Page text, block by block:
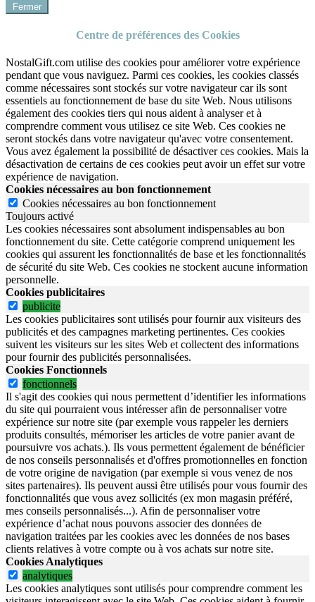
Fermer
Centre de préférences des Cookies
NostalGift.com utilise des cookies pour améliorer votre expérience
pendant que vous naviguez. Parmi ces cookies, les cookies classés
comme nécessaires sont stockés sur votre navigateur car ils sont
essentiels au fonctionnement de base du site Web. Nous utilisons
également des cookies tiers qui nous aident à analyser et à
comprendre comment vous utilisez ce site Web. Ces cookies ne
seront stockés dans votre navigateur qu'avec votre consentement.
Vous avez également la possibilité de désactiver ces cookies. Mais la
désactivation de certains de ces cookies peut avoir un effet sur votre
expérience de navigation.
Cookies nécessaires au bon fonctionnement
Cookies nécessaires au bon fonctionnement
Toujours activé
Les cookies nécessaires sont absolument indispensables au bon
fonctionnement du site. Cette catégorie comprend uniquement les
cookies qui assurent les fonctionnalités de base et les fonctionnalités
de sécurité du site Web. Ces cookies ne stockent aucune information
personnelle.
Cookies publicitaires
publicite
Les cookies publicitaires sont utilisés pour fournir aux visiteurs des
publicités et des campagnes marketing pertinentes. Ces cookies
suivent les visiteurs sur les sites Web et collectent des informations
pour fournir des publicités personnalisées.
Cookies Fonctionnels
fonctionnels
Il s'agit des cookies qui nous permettent d’identifier les informations
du site qui pourraient vous intéresser afin de personnaliser votre
expérience sur notre site (par exemple vous rappeler les derniers
produits consultés, mémoriser les articles de votre panier avant de
poursuivre vos achats.). Ils vous permettent également de bénéficier
de nos conseils personnalisés et d'offres promotionnelles en fonction
de votre origine de navigation (par exemple si vous venez de nos
sites partenaires). Ils peuvent aussi être utilisés pour vous fournir des
fonctionnalités que vous avez sollicités (ex mon magasin préféré,
mes conseils personnalisés...). Afin de personnaliser votre
expérience d’achat nous pouvons associer des données de
navigation traitées par les cookies avec les données de nos bases
clients relatives à votre compte ou à vos achats sur notre site.
Cookies Analytiques
analytiques
Les cookies analytiques sont utilisés pour comprendre comment les